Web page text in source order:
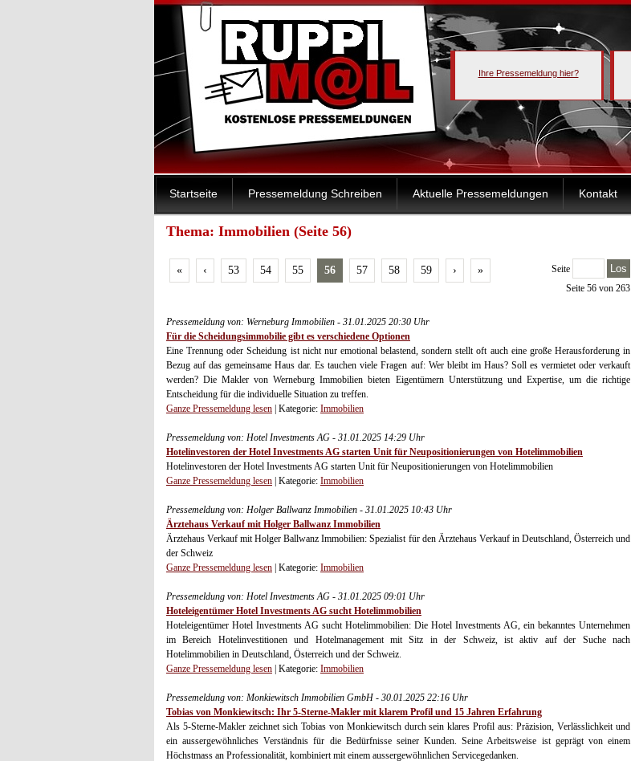
Ihre Pressemeldung hier?
Startseite Pressemeldung Schreiben Aktuelle Pressemeldungen Kontakt
Thema: Immobilien (Seite 56)
« ‹ 53 54 55 56 57 58 59 › » Seite Los
Seite 56 von 263
Pressemeldung von: Werneburg Immobilien - 31.01.2025 20:30 Uhr
Für die Scheidungsimmobilie gibt es verschiedene Optionen
Eine Trennung oder Scheidung ist nicht nur emotional belastend, sondern stellt oft auch eine große Herausforderung in
Bezug auf das gemeinsame Haus dar. Es tauchen viele Fragen auf: Wer bleibt im Haus? Soll es vermietet oder verkauft
werden? Die Makler von Werneburg Immobilien bieten Eigentümern Unterstützung und Expertise, um die richtige
Entscheidung für die individuelle Situation zu treffen.
Ganze Pressemeldung lesen | Kategorie: Immobilien
Pressemeldung von: Hotel Investments AG - 31.01.2025 14:29 Uhr
Hotelinvestoren der Hotel Investments AG starten Unit für Neupositionierungen von Hotelimmobilien
Hotelinvestoren der Hotel Investments AG starten Unit für Neupositionierungen von Hotelimmobilien
Ganze Pressemeldung lesen | Kategorie: Immobilien
Pressemeldung von: Holger Ballwanz Immobilien - 31.01.2025 10:43 Uhr
Ärztehaus Verkauf mit Holger Ballwanz Immobilien
Ärztehaus Verkauf mit Holger Ballwanz Immobilien: Spezialist für den Ärztehaus Verkauf in Deutschland, Österreich und
der Schweiz
Ganze Pressemeldung lesen | Kategorie: Immobilien
Pressemeldung von: Hotel Investments AG - 31.01.2025 09:01 Uhr
Hoteleigentümer Hotel Investments AG sucht Hotelimmobilien
Hoteleigentümer Hotel Investments AG sucht Hotelimmobilien: Die Hotel Investments AG, ein bekanntes Unternehmen
im Bereich Hotelinvestitionen und Hotelmanagement mit Sitz in der Schweiz, ist aktiv auf der Suche nach
Hotelimmobilien in Deutschland, Österreich und der Schweiz.
Ganze Pressemeldung lesen | Kategorie: Immobilien
Pressemeldung von: Monkiewitsch Immobilien GmbH - 30.01.2025 22:16 Uhr
Tobias von Monkiewitsch: Ihr 5-Sterne-Makler mit klarem Profil und 15 Jahren Erfahrung
Als 5-Sterne-Makler zeichnet sich Tobias von Monkiewitsch durch sein klares Profil aus: Präzision, Verlässlichkeit und
ein aussergewöhnliches Verständnis für die Bedürfnisse seiner Kunden. Seine Arbeitsweise ist geprägt von einem
Höchstmass an Professionalität, kombiniert mit einem aussergewöhnlichen Servicegedanken.